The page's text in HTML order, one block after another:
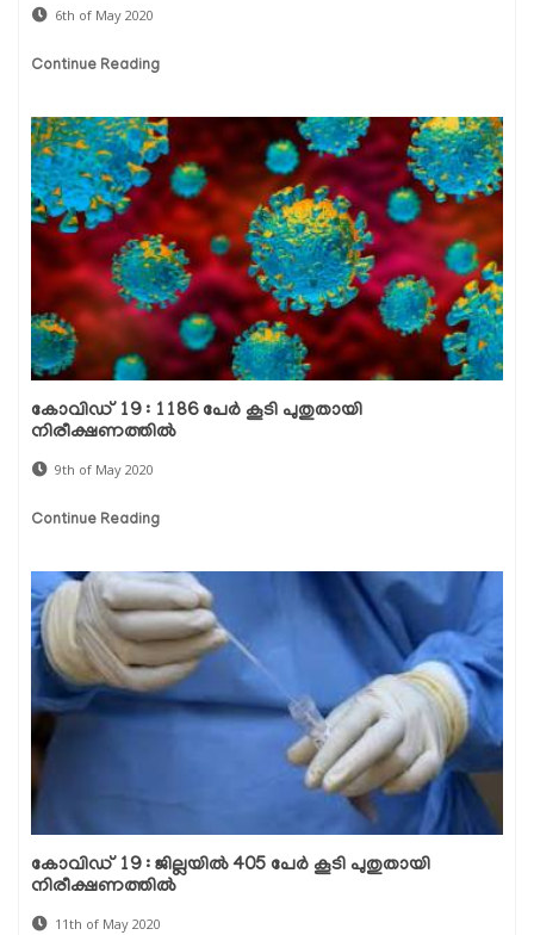
6th of May 2020
Continue Reading
കോവിഡ് 19 : 1186 പേര്‍ കൂടി പുതുതായി
നിരീക്ഷണത്തില്‍
9th of May 2020
Continue Reading
കോവിഡ് 19 : ജില്ലയില്‍ 405 പേര്‍ കൂടി പുതുതായി
നിരീക്ഷണത്തില്‍
11th of May 2020